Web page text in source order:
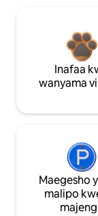
Inafaa
wanyama
Maegesho
malipo